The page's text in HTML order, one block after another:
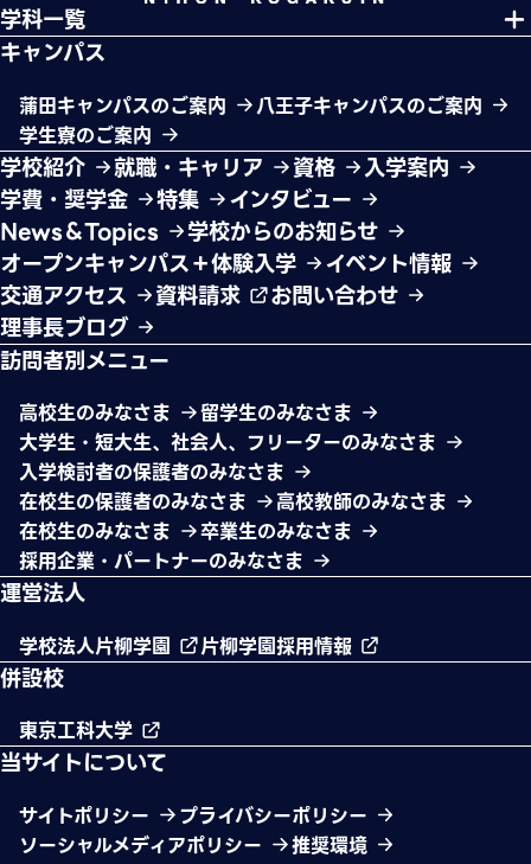
学科一覧
キャンパス
蒲田キャンパスのご案内
八王子キャンパスのご案内
学生寮のご案内
学校紹介 就職・キャリア 資格
入学案内
学費・奨学金
特集
インタビュー
News＆Topics
学校からのお知らせ
オープンキャンパス＋体験入学
イベント情報
交通アクセス
資料請求
お問い合わせ
理事長ブログ
訪問者別メニュー
高校生のみなさま
留学生のみなさま
大学生・短大生、社会人、フリーターのみなさま
入学検討者の保護者のみなさま
在校生の保護者のみなさま
高校教師のみなさま
在校生のみなさま
卒業生のみなさま
採用企業・パートナーのみなさま
運営法人
学校法人片柳学園 片柳学園採用情報
併設校
東京工科大学
当サイトについて
サイトポリシー
プライバシーポリシー
ソーシャルメディアポリシー
推奨環境